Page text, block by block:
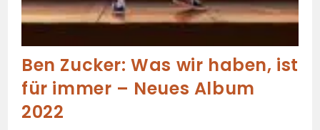
Ben Zucker: Was wir haben, ist
für immer – Neues Album
2022